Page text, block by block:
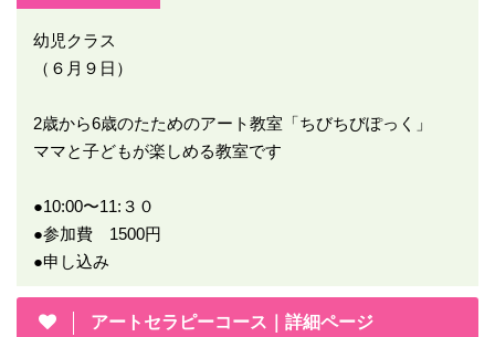
幼児クラス
（６月９日）
2歳から6歳のたためのアート教室「ちびちびぽっく」
ママと子どもが楽しめる教室です
●10:00〜11:３０
●参加費 1500円
●申し込み
アートセラピーコース｜詳細ページ